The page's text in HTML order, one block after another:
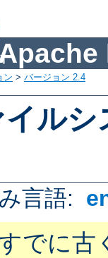
ン > バージョン 2.4
ル
言語:
でに古